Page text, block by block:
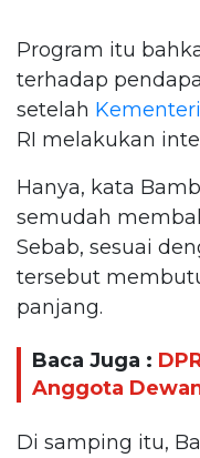
Program itu
terhadap
setelah
RI melakukan
Hanya, kata
semudah
Sebab, sesuai
tersebut
panjang.
Baca Juga :
Anggota
Di samping itu,